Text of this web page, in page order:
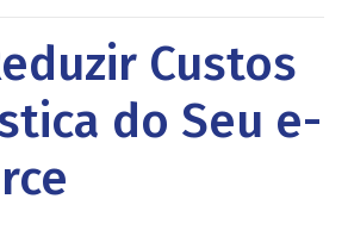
Custos
do Seu e-